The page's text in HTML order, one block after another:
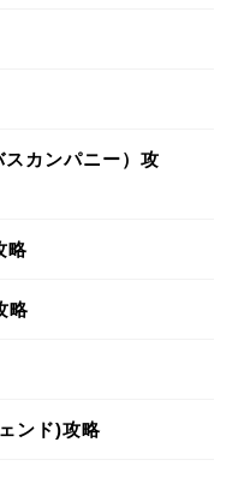
カンパニー）攻
略
略
ンド)攻略